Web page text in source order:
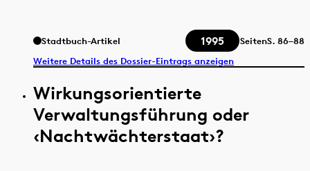
Stadtbuch-Artikel 1995 SeitenS. 86–88
Weitere Details des Dossier-Eintrags anzeigen
Wirkungsorientierte
Verwaltungsführung oder
‹Nachtwächterstaat›?